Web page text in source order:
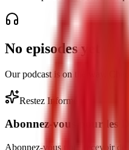
No episodes yet
Our podcast is on the way.
Restez Informé
Abonnez-vous pour les
Abonnez-vous pour recevoir